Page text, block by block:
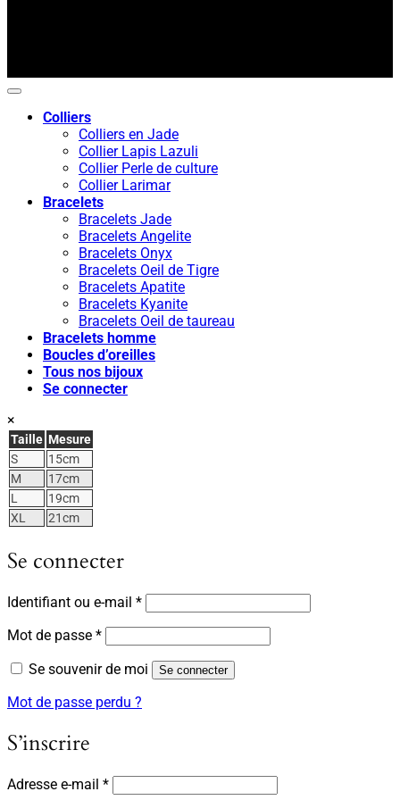
Colliers
Colliers en Jade
Collier Lapis Lazuli
Collier Perle de culture
Collier Larimar
Bracelets
Bracelets Jade
Bracelets Angelite
Bracelets Onyx
Bracelets Oeil de Tigre
Bracelets Apatite
Bracelets Kyanite
Bracelets Oeil de taureau
Bracelets homme
Boucles d’oreilles
Tous nos bijoux
Se connecter
×
Taille Mesure
S
15cm
M
17cm
L
19cm
XL
21cm
Se connecter
Identifiant ou e-mail *Obligatoire
Mot de passe *Obligatoire
Se souvenir de moi Se connecter
Mot de passe perdu ?
S’inscrire
Adresse e-mail *Obligatoire